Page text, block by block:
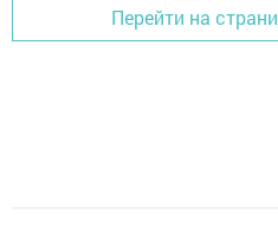
Перейти на